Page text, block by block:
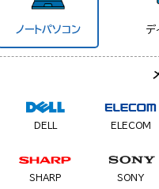
ノートパソコン デ
DELL ELECOM
SHARP SONY